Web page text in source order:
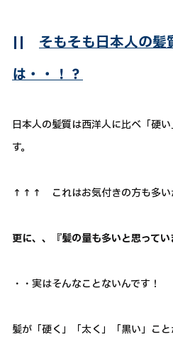
|| そもそも日本人の髪
は・・！？
日本人の髪質は西洋人に比べ「硬
す。
↑↑↑ これはお気付きの方も多い
更に、、『髪の量も多いと思ってい
・・実はそんなことないんです！
髪が「硬く」「太く」「黒い」こ